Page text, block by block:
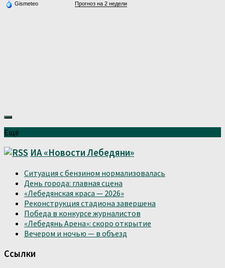
Gismeteo Прогноз на 2 недели
Ещё
ИА «Новости Лебедяни»
Ситуация с бензином нормализовалась
День города: главная сцена
«Лебедянская краса — 2026»
Реконструкция стадиона завершена
Победа в конкурсе журналистов
«Лебедянь Арена»: скоро открытие
Вечером и ночью — в объезд
Ссылки